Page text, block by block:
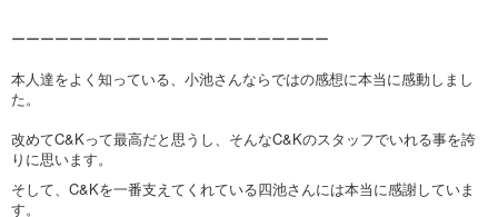
ーーーーーーーーーーーーーーーーーーーーーー
本人達をよく知っている、小池さんならではの感想に本当に感動しまし
た。
改めてC&Kって最高だと思うし、そんなC&Kのスタッフでいれる事を誇
りに思います。
そして、C&Kを一番支えてくれている四池さんには本当に感謝していま
す。